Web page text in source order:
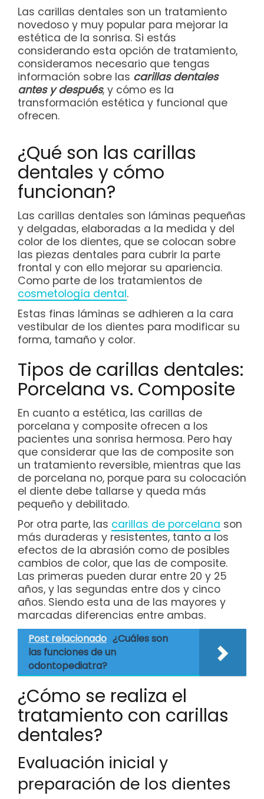
Las carillas dentales son un tratamiento
novedoso y muy popular para mejorar la
estética de la sonrisa. Si estás
considerando esta opción de tratamiento,
consideramos necesario que tengas
información sobre las carillas dentales
antes y después, y cómo es la
transformación estética y funcional que
ofrecen.
¿Qué son las carillas
dentales y cómo
funcionan?
Las carillas dentales son láminas pequeñas
y delgadas, elaboradas a la medida y del
color de los dientes, que se colocan sobre
las piezas dentales para cubrir la parte
frontal y con ello mejorar su apariencia.
Como parte de los tratamientos de
cosmetología dental.
Estas finas láminas se adhieren a la cara
vestibular de los dientes para modificar su
forma, tamaño y color.
Tipos de carillas dentales:
Porcelana vs. Composite
En cuanto a estética, las carillas de
porcelana y composite ofrecen a los
pacientes una sonrisa hermosa. Pero hay
que considerar que las de composite son
un tratamiento reversible, mientras que las
de porcelana no, porque para su colocación
el diente debe tallarse y queda más
pequeño y debilitado.
Por otra parte, las carillas de porcelana son
más duraderas y resistentes, tanto a los
efectos de la abrasión como de posibles
cambios de color, que las de composite.
Las primeras pueden durar entre 20 y 25
años, y las segundas entre dos y cinco
años. Siendo esta una de las mayores y
marcadas diferencias entre ambas.
Post relacionado ¿Cuáles son
las funciones de un
odontopediatra?
¿Cómo se realiza el
tratamiento con carillas
dentales?
Evaluación inicial y
preparación de los dientes